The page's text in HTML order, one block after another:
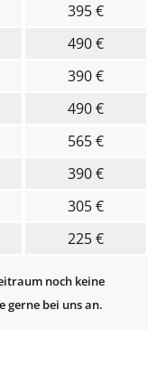
395 €
490 €
390 €
490 €
565 €
390 €
305 €
225 €